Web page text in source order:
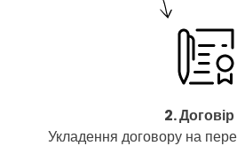
2. Договір
Укладення договору на